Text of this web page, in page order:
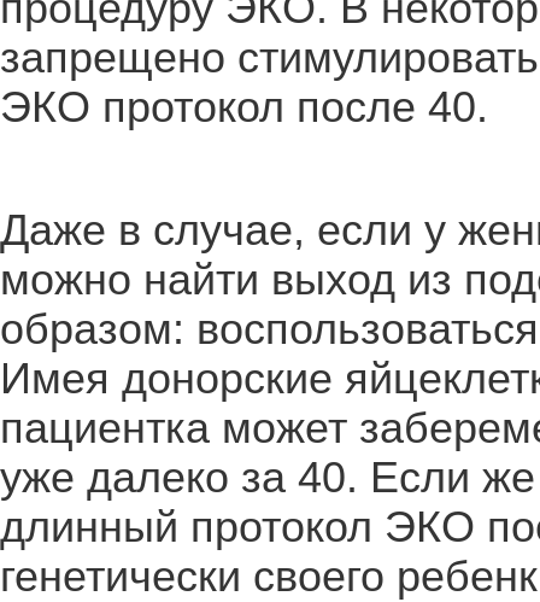
запрещено
ЭКО протокол после 40.
Даже в случае, если у
можно найти выход из
образом:
Имея донорские
пациентка может
уже далеко за 40. Если
длинный протокол ЭКО
генетически своего